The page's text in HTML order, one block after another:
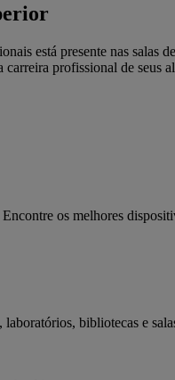
está presente nas salas
profissional de seus
os melhores
bibliotecas e